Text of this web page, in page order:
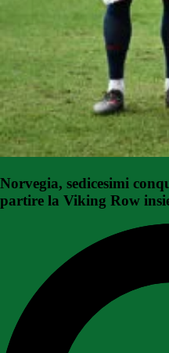
Norvegia, sedicesimi
partire la Viking Row